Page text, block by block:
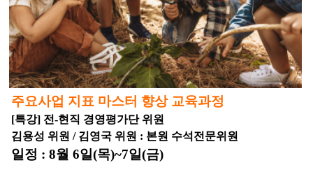
주요사업 지표 마스터 향상 교육과정
[특강] 전-현직 경영평가단 위원
김용성 위원 / 김영국 위원 : 본원 수석전문위원
일정 : 8월 6일(목)~7일(금)